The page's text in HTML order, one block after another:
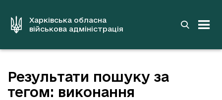
вмістуХарківська обласна
військова адміністрація
Результати пошуку за
тегом: виконання